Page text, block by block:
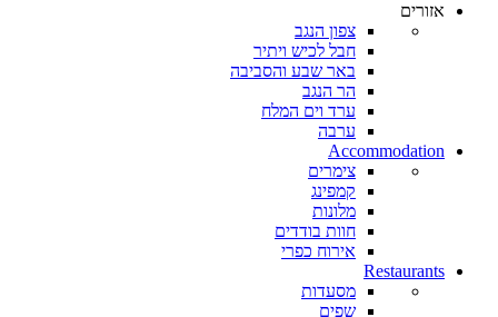
אזורים
צפון הנגב
חבל לכיש ויתיר
באר שבע והסביבה
הר הנגב
ערד וים המלח
ערבה
Accommodation
צימרים
קמפינג
מלונות
חוות בודדים
אירוח כפרי
Restaurants
מסעדות
שפים